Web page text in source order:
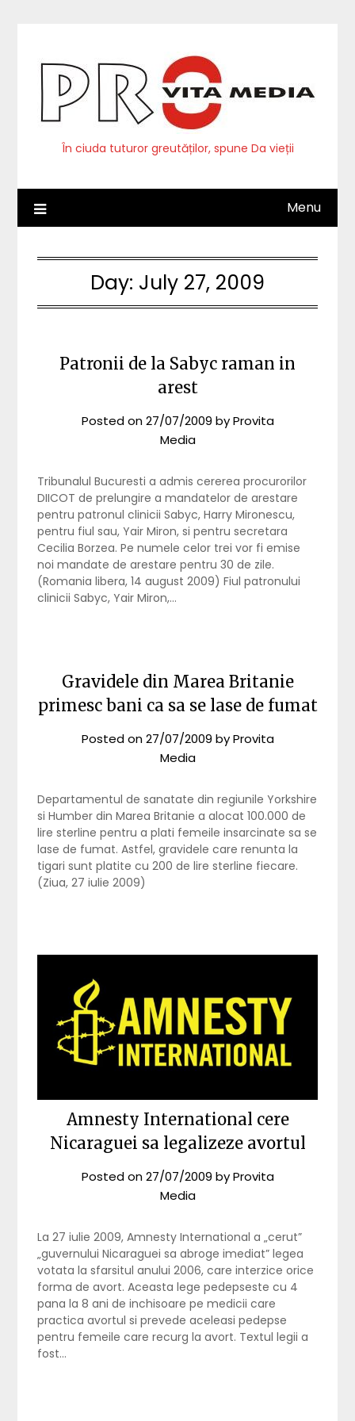
În ciuda tuturor greutăților, spune Da vieții
Menu
Day: July 27, 2009
Patronii de la Sabyc raman in
arest
Posted on27/07/2009 byProvita
Media
Tribunalul Bucuresti a admis cererea procurorilor
DIICOT de prelungire a mandatelor de arestare
pentru patronul clinicii Sabyc, Harry Mironescu,
pentru fiul sau, Yair Miron, si pentru secretara
Cecilia Borzea. Pe numele celor trei vor fi emise
noi mandate de arestare pentru 30 de zile.
(Romania libera, 14 august 2009) Fiul patronului
clinicii Sabyc, Yair Miron,…
Gravidele din Marea Britanie
primesc bani ca sa se lase de fumat
Posted on27/07/2009 byProvita
Media
Departamentul de sanatate din regiunile Yorkshire
si Humber din Marea Britanie a alocat 100.000 de
lire sterline pentru a plati femeile insarcinate sa se
lase de fumat. Astfel, gravidele care renunta la
tigari sunt platite cu 200 de lire sterline fiecare.
(Ziua, 27 iulie 2009)
Amnesty International cere
Nicaraguei sa legalizeze avortul
Posted on27/07/2009 byProvita
Media
La 27 iulie 2009, Amnesty International a „cerut”
„guvernului Nicaraguei sa abroge imediat” legea
votata la sfarsitul anului 2006, care interzice orice
forma de avort. Aceasta lege pedepseste cu 4
pana la 8 ani de inchisoare pe medicii care
practica avortul si prevede aceleasi pedepse
pentru femeile care recurg la avort. Textul legii a
fost…